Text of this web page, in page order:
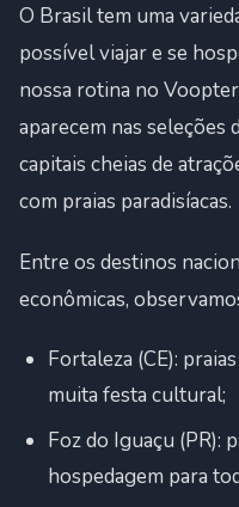
O Brasil tem uma
possível viajar e se
nossa rotina no
aparecem nas seleções
capitais cheias de
com praias paradisíacas.
Entre os destinos
econômicas,
Fortaleza (CE):
muita festa cultural;
Foz do Iguaçu (PR):
hospedagem para